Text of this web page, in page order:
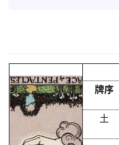
牌序
土